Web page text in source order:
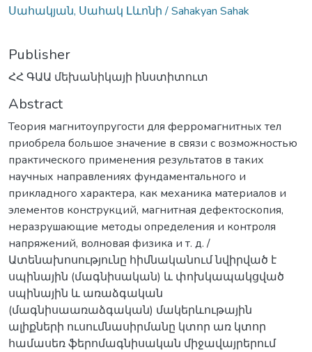
Սահակյան, Սահակ Լևոնի / Sahakyan Sahak
Publisher
ՀՀ ԳԱԱ մեխանիկայի ինստիտուտ
Abstract
Теория магнитоупругости для ферромагнитных тел
приобрела большое значение в связи с возможностью
практического применения результатов в таких
научных направлениях фундаментального и
прикладного характера, как механика материалов и
элементов конструкций, магнитная дефектоскопия,
неразрушающие методы определения и контроля
напряжений, волновая физика и т. д. /
Ատենախոսությունը հիմնականում նվիրված է
սպինային (մագնիսական) և փոխկապակցված
սպինային և առաձգական
(մագնիսաառաձգական) մակերևութային
ալիքների ուսումնասիրմանը կտոր առ կտոր
համասեռ ֆերոմագնիսական միջավայրերում